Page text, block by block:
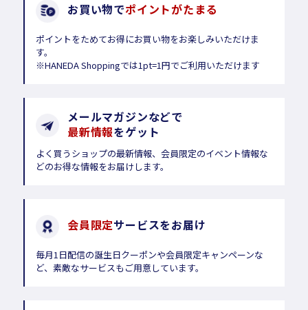
お買い物でポイントがたまる
ポイントをためてお得にお買い物をお楽しみいただけま
す。
※HANEDA Shoppingでは1pt=1円でご利用いただけます
メールマガジンなどで
最新情報をゲット
よく買うショップの最新情報、会員限定のイベント情報な
どのお得な情報をお届けします。
会員限定サービスをお届け
毎月1日配信の誕生日クーポンや会員限定キャンペーンな
ど、素敵なサービスもご用意しています。